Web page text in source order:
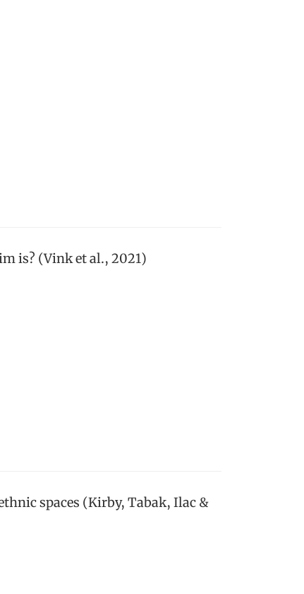
is? (Vink et al., 2021)
spaces (Kirby, Tabak, Ilac &